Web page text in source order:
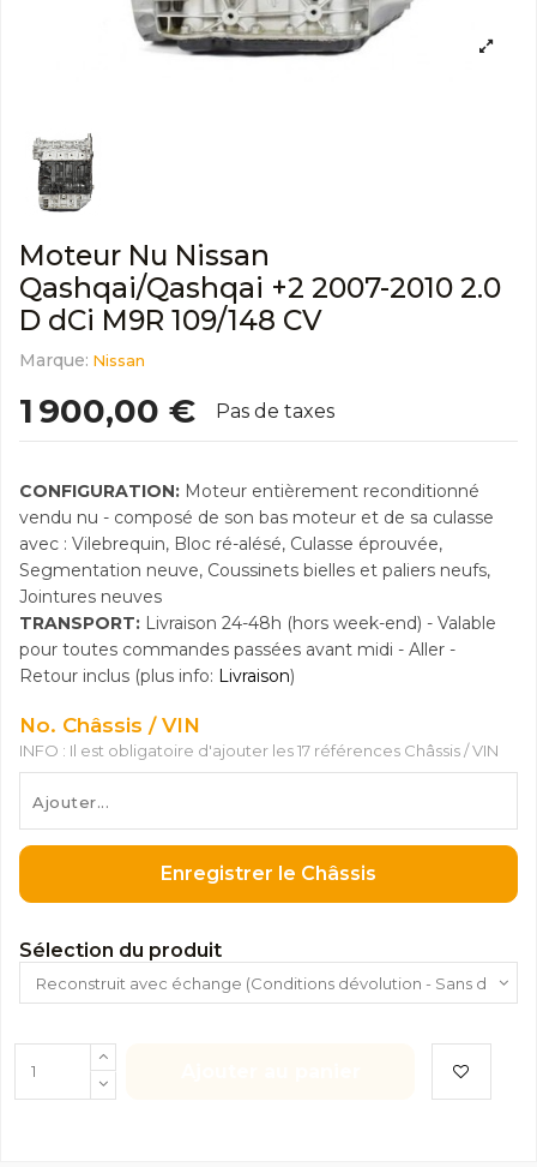
Moteur Nu Nissan
Qashqai/Qashqai +2 2007-2010 2.0
D dCi M9R 109/148 CV
Marque: Nissan
1 900,00 € Pas de taxes
CONFIGURATION: Moteur entièrement reconditionné
vendu nu - composé de son bas moteur et de sa culasse
avec : Vilebrequin, Bloc ré-alésé, Culasse éprouvée,
Segmentation neuve, Coussinets bielles et paliers neufs,
Jointures neuves
TRANSPORT: Livraison 24-48h (hors week-end) - Valable
pour toutes commandes passées avant midi - Aller -
Retour inclus (plus info: Livraison)
No. Châssis / VIN
INFO : Il est obligatoire d'ajouter les 17 références Châssis / VIN
Enregistrer le Châssis
Sélection du produit